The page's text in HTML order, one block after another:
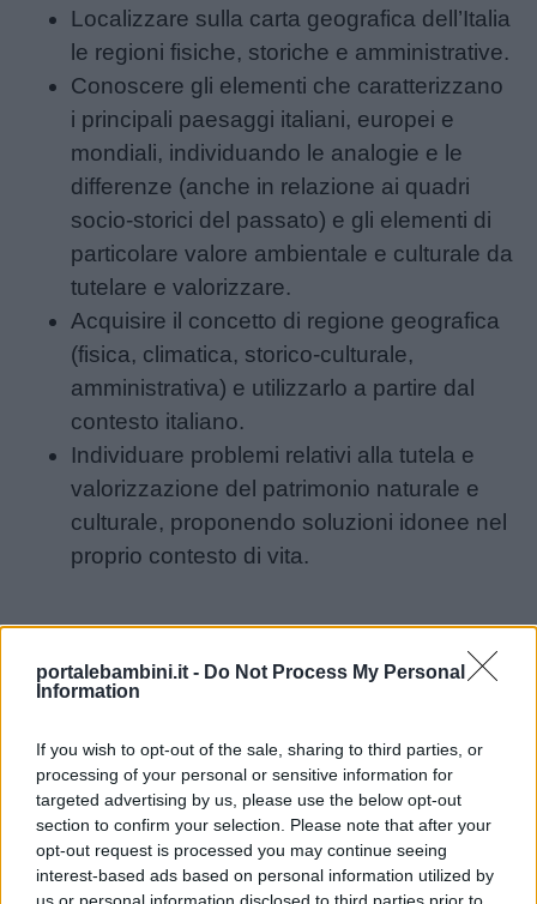
portalebambini.it - Do Not Process My Personal
Information
If you wish to opt-out of the sale, sharing to third parties, or
processing of your personal or sensitive information for
targeted advertising by us, please use the below opt-out
section to confirm your selection. Please note that after your
opt-out request is processed you may continue seeing
interest-based ads based on personal information utilized by
Auguri
Barzellette
Educazione
positiva
Localizzare sulla carta geografica dell’Italia
le regioni fisiche, storiche e amministrative.
Conoscere gli elementi che caratterizzano
i principali paesaggi italiani, europei e
mondiali, individuando le analogie e le
differenze (anche in relazione ai quadri
socio-storici del passato) e gli elementi di
particolare valore ambientale e culturale da
tutelare e valorizzare.
Acquisire il concetto di regione geografica
(fisica, climatica, storico-culturale,
amministrativa) e utilizzarlo a partire dal
contesto italiano.
Individuare problemi relativi alla tutela e
valorizzazione del patrimonio naturale e
culturale, proponendo soluzioni idonee nel
proprio contesto di vita.